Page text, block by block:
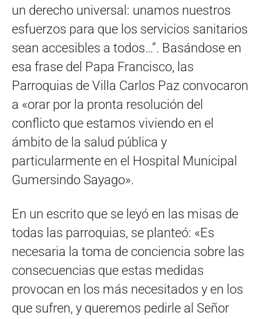
un derecho universal: unamos nuestros
esfuerzos para que los servicios sanitarios
sean accesibles a todos…”. Basándose en
esa frase del Papa Francisco, las
Parroquias de Villa Carlos Paz convocaron
a «orar por la pronta resolución del
conflicto que estamos viviendo en el
ámbito de la salud pública y
particularmente en el Hospital Municipal
Gumersindo Sayago».
En un escrito que se leyó en las misas de
todas las parroquias, se planteó: «Es
necesaria la toma de conciencia sobre las
consecuencias que estas medidas
provocan en los más necesitados y en los
que sufren, y queremos pedirle al Señor